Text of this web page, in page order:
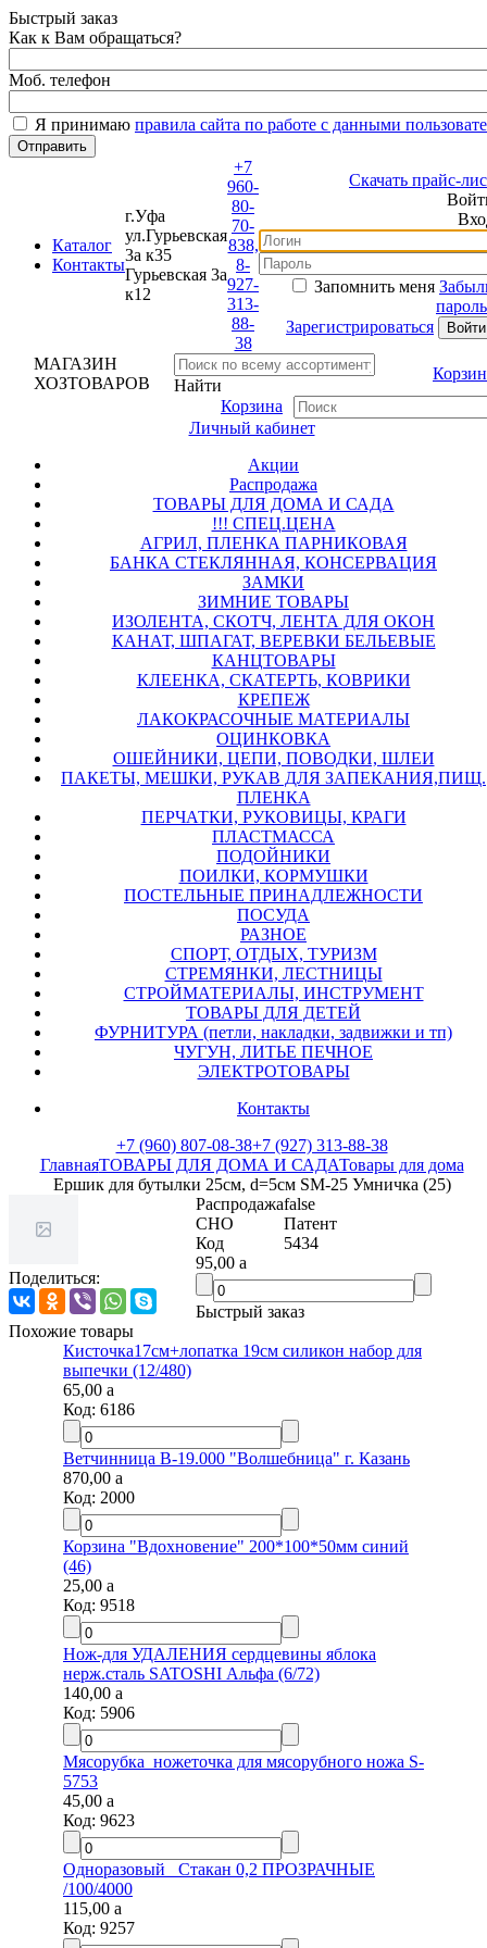
Быстрый заказ
Как к Вам обращаться?
Моб. телефон
Я принимаюправила сайта по работе с данными
Каталог
Контакты
г.Уфа
ул.Гурьевская
3а к35
Гурьевская 3а
к12
+7
960-
80-
70-
838,
8-
927-
313-
88-
38
Скачать прайс-лист
Войти
Вход
Запомнить меня Забыли
пароль?
Зарегистрироваться
МАГАЗИН
ХОЗТОВАРОВ
Найти
Корзина
Корзина
Личный кабинет
Акции
Распродажа
ТОВАРЫ ДЛЯ ДОМА И САДА
!!! СПЕЦ.ЦЕНА
АГРИЛ, ПЛЕНКА ПАРНИКОВАЯ
БАНКА СТЕКЛЯННАЯ, КОНСЕРВАЦИЯ
ЗАМКИ
ЗИМНИЕ ТОВАРЫ
ИЗОЛЕНТА, СКОТЧ, ЛЕНТА ДЛЯ ОКОН
КАНАТ, ШПАГАТ, ВЕРЕВКИ БЕЛЬЕВЫЕ
КАНЦТОВАРЫ
КЛЕЕНКА, СКАТЕРТЬ, КОВРИКИ
КРЕПЕЖ
ЛАКОКРАСОЧНЫЕ МАТЕРИАЛЫ
ОЦИНКОВКА
ОШЕЙНИКИ, ЦЕПИ, ПОВОДКИ, ШЛЕИ
ПАКЕТЫ, МЕШКИ, РУКАВ ДЛЯ ЗАПЕКАНИЯ,ПИЩ.
ПЛЕНКА
ПЕРЧАТКИ, РУКОВИЦЫ, КРАГИ
ПЛАСТМАССА
ПОДОЙНИКИ
ПОИЛКИ, КОРМУШКИ
ПОСТЕЛЬНЫЕ ПРИНАДЛЕЖНОСТИ
ПОСУДА
РАЗНОЕ
СПОРТ, ОТДЫХ, ТУРИЗМ
СТРЕМЯНКИ, ЛЕСТНИЦЫ
СТРОЙМАТЕРИАЛЫ, ИНСТРУМЕНТ
ТОВАРЫ ДЛЯ ДЕТЕЙ
ФУРНИТУРА (петли, накладки, задвижки и тп)
ЧУГУН, ЛИТЬЕ ПЕЧНОЕ
ЭЛЕКТРОТОВАРЫ
Контакты
+7 (960) 807-08-38+7 (927) 313-88-38
ГлавнаяТОВАРЫ ДЛЯ ДОМА И САДАТовары для дома
Ершик для бутылки 25см, d=5cм SM-25 Умничка (25)
Поделиться:
Распродажаfalse
СНО
Патент
Код
5434
95,00a
Быстрый заказ
Похожие товары
Кисточка17см+лопатка 19см силикон набор для
выпечки (12/480)
65,00a
Код:6186
Ветчинница В-19.000 "Волшебница" г. Казань
870,00a
Код:2000
Корзина "Вдохновение" 200*100*50мм синий
(46)
25,00a
Код:9518
Нож-для УДАЛЕНИЯ сердцевины яблока
нерж.сталь SATOSHI Альфа (6/72)
140,00a
Код:5906
Мясорубка_ножеточка для мясорубного ножа S-
5753
45,00a
Код:9623
Одноразовый _Стакан 0,2 ПРОЗРАЧНЫЕ
/100/4000
115,00a
Код:9257